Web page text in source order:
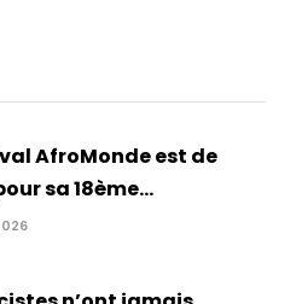
AfroMonde est de
sa 18ème...